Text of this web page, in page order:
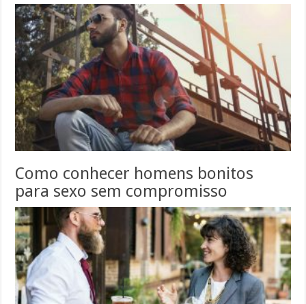
Como conhecer homens bonitos
para sexo sem compromisso